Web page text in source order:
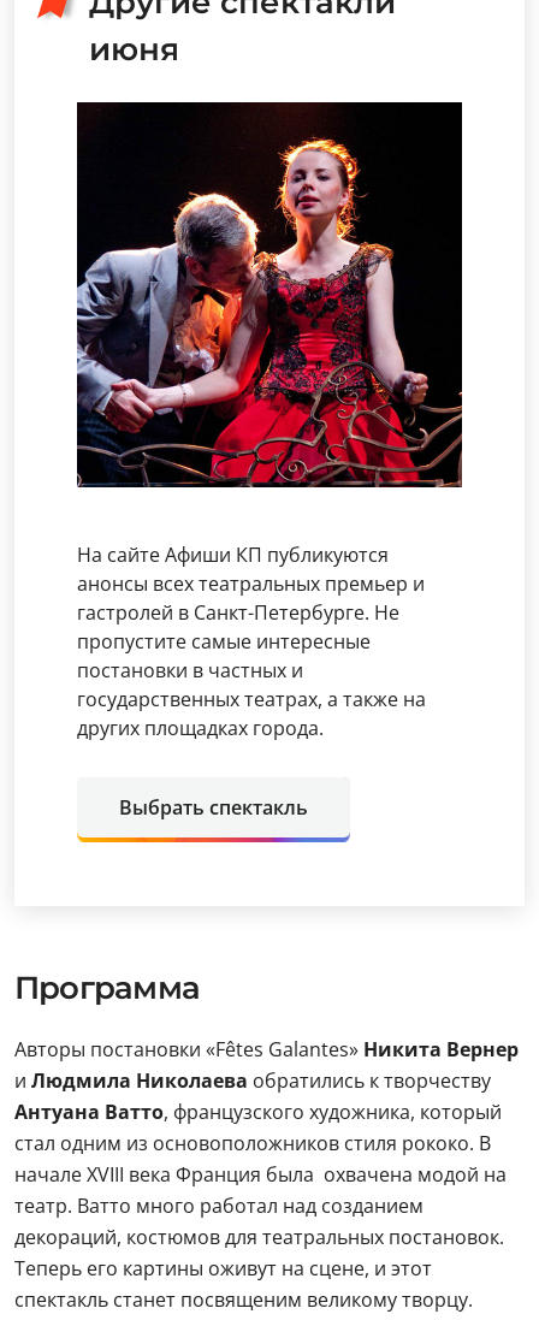
июня
На сайте Афиши КП публикуются
анонсы всех театральных премьер и
гастролей в Санкт-Петербурге. Не
пропустите самые интересные
постановки в частных и
государственных театрах, а также на
других площадках города.
Выбрать спектакль
Программа
Авторы постановки «Fêtes Galantes» Никита Вернер
и Людмила Николаева обратились к творчеству
Антуана Ватто, французского художника, который
стал одним из основоположников стиля рококо. В
начале XVIII века Франция была охвачена модой на
театр. Ватто много работал над созданием
декораций, костюмов для театральных постановок.
Теперь его картины оживут на сцене, и этот
спектакль станет посвященим великому творцу.